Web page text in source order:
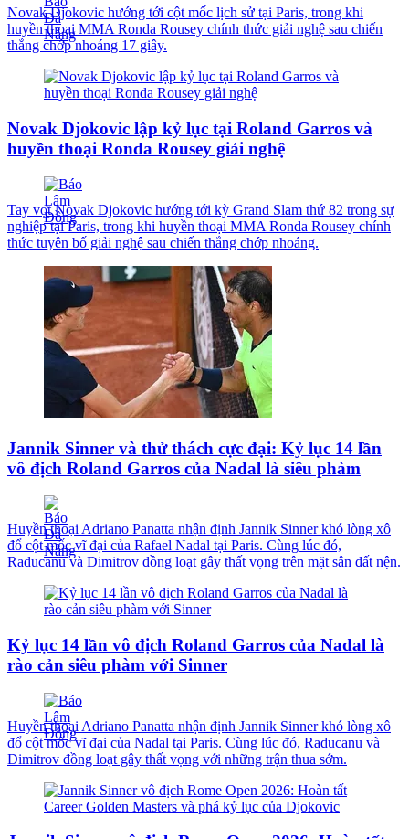
Novak Djokovic hướng tới cột mốc lịch sử tại Paris, trong khi
huyền thoại MMA Ronda Rousey chính thức giải nghệ sau chiến
thắng chớp nhoáng 17 giây.
Novak Djokovic lập kỷ lục tại Roland Garros và
huyền thoại Ronda Rousey giải nghệ
Tay vợt Novak Djokovic hướng tới kỳ Grand Slam thứ 82 trong sự
nghiệp tại Paris, trong khi huyền thoại MMA Ronda Rousey chính
thức tuyên bố giải nghệ sau chiến thắng chớp nhoáng.
Jannik Sinner và thử thách cực đại: Kỷ lục 14 lần
vô địch Roland Garros của Nadal là siêu phàm
Huyền thoại Adriano Panatta nhận định Jannik Sinner khó lòng xô
đổ cột mốc vĩ đại của Rafael Nadal tại Paris. Cùng lúc đó,
Raducanu và Dimitrov đồng loạt gây thất vọng trên mặt sân đất nện.
Kỷ lục 14 lần vô địch Roland Garros của Nadal là
rào cản siêu phàm với Sinner
Huyền thoại Adriano Panatta nhận định Jannik Sinner khó lòng xô
đổ cột mốc vĩ đại của Nadal tại Paris. Cùng lúc đó, Raducanu và
Dimitrov đồng loạt gây thất vọng với những trận thua sớm.